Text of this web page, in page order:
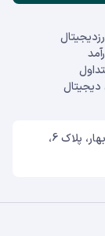
دیجیتال
آدرس: تهران، زعفرانیه، بلوار بهزادی، بن‌بست بهار، پلاک 6،